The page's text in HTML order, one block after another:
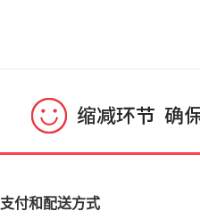
支付和配送方式